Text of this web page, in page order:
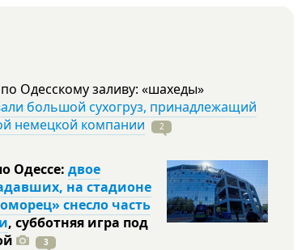
Одесскому заливу: «шахеды»
большой сухогруз, принадлежащий
немецкой компании
2
Одессе: двое
на стадионе
снесло часть
, субботняя игра под
3